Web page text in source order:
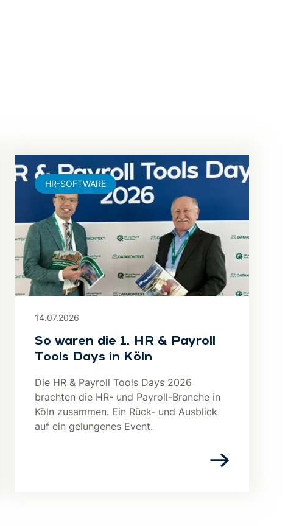
14.07.2026
So waren die 1. HR & Payroll
Tools Days in Köln
Die HR & Payroll Tools Days 2026
brachten die HR- und Payroll-Branche in
Köln zusammen. Ein Rück- und Ausblick
auf ein gelungenes Event.
HR-SOFTWARE